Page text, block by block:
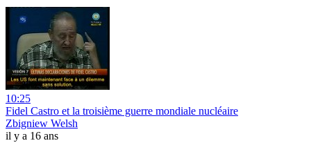
10:25
Fidel Castro et la troisième guerre mondiale nucléaire
Zbigniew Welsh
il y a 16 ans